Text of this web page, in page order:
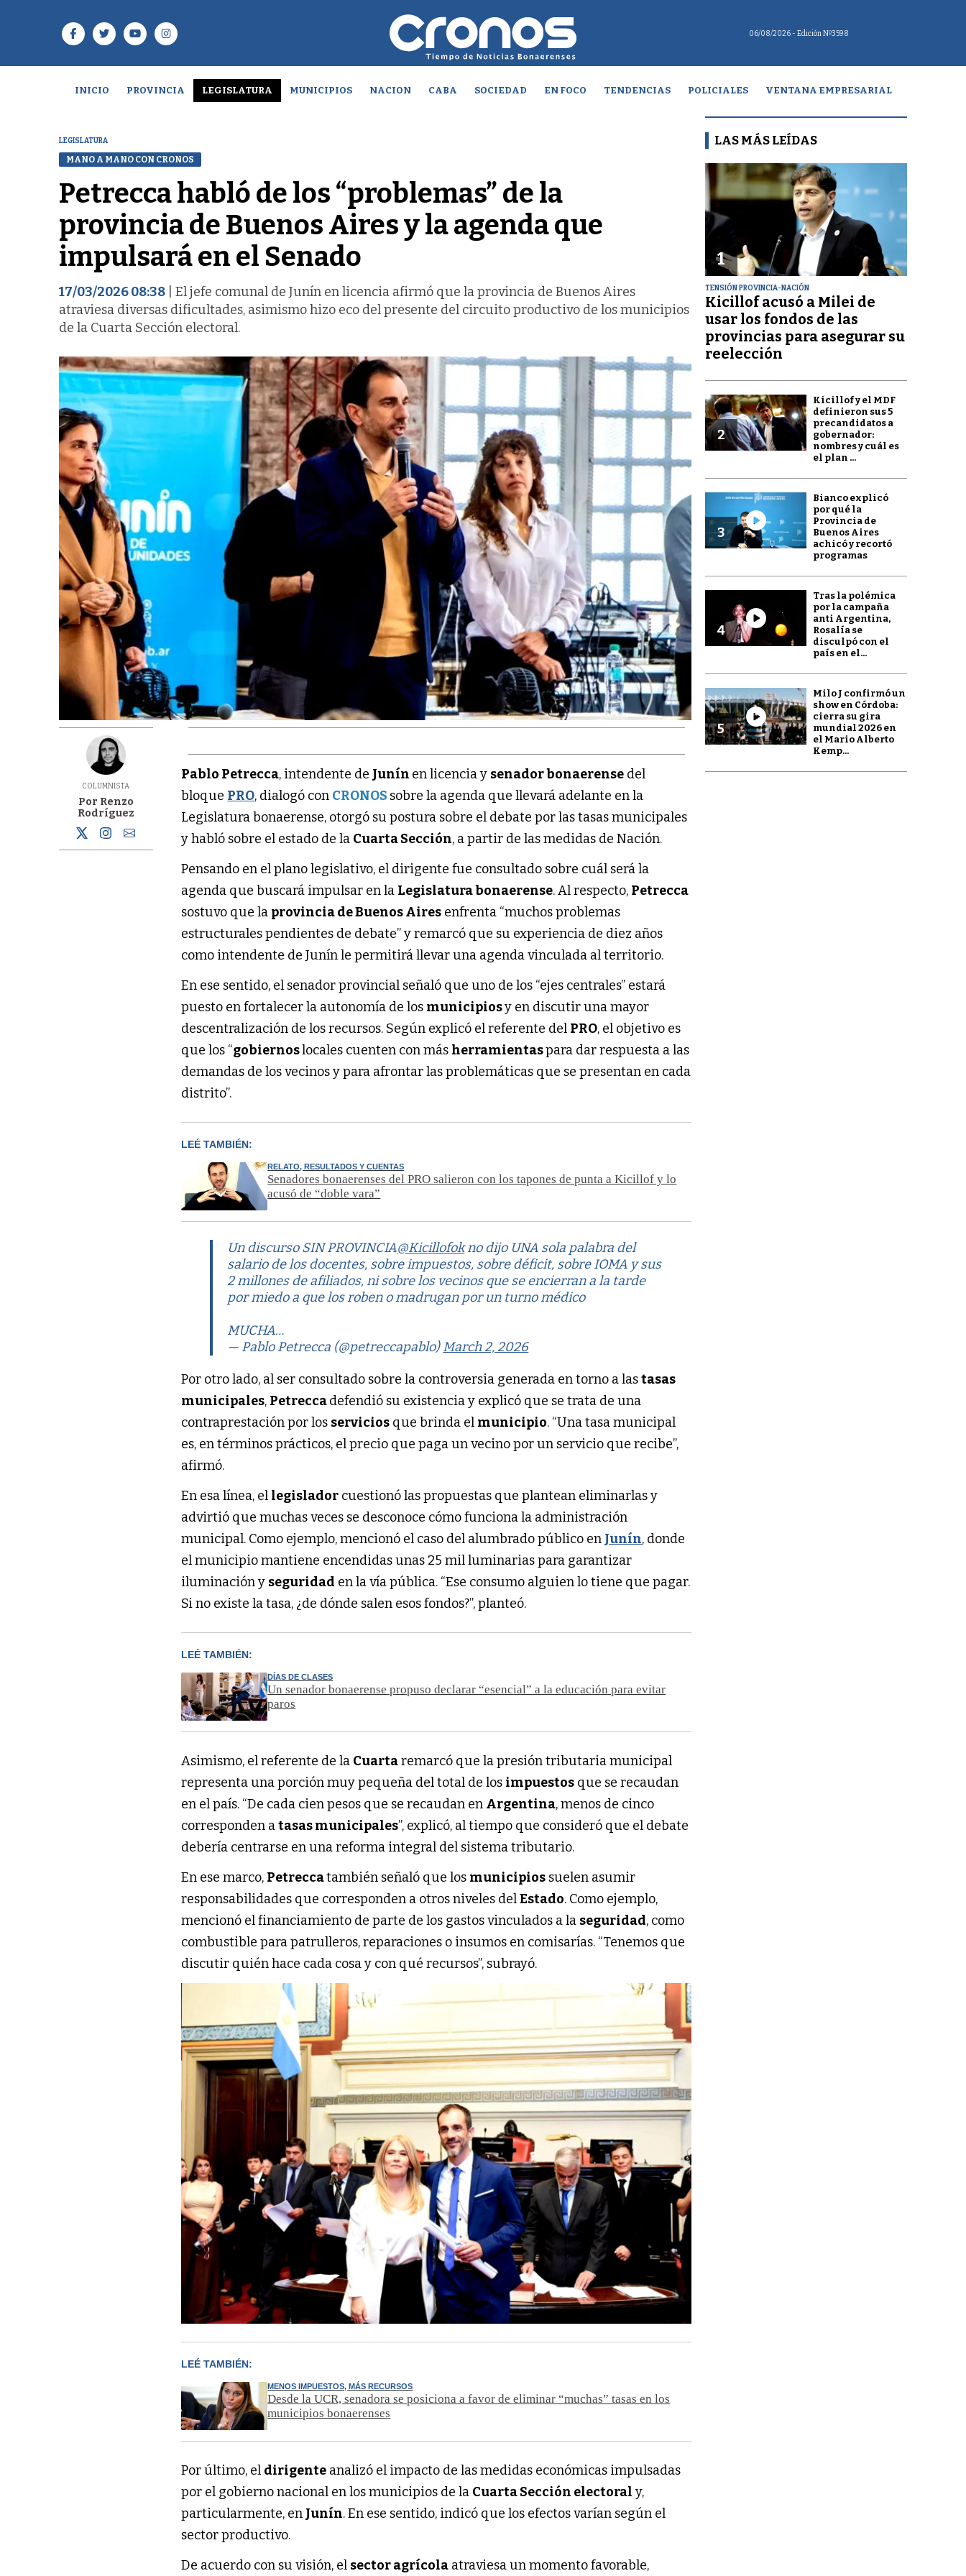
06/08/2026 - Edición Nº3598
INICIO PROVINCIA LEGISLATURA MUNICIPIOS NACION CABA SOCIEDAD EN FOCO TENDENCIAS POLICIALES VENTANA EMPRESARIAL
LEGISLATURA
MANO A MANO CON CRONOS
Petrecca habló de los “problemas” de la
provincia de Buenos Aires y la agenda que
impulsará en el Senado
17/03/2026 08:38 | El jefe comunal de Junín en licencia afirmó que la provincia de Buenos Aires
atraviesa diversas dificultades, asimismo hizo eco del presente del circuito productivo de los municipios
de la Cuarta Sección electoral.
COLUMNISTA
Por Renzo
Rodríguez
Pablo Petrecca, intendente de Junín en licencia y senador bonaerense del
bloque PRO, dialogó con CRONOS sobre la agenda que llevará adelante en la
Legislatura bonaerense, otorgó su postura sobre el debate por las tasas municipales
y habló sobre el estado de la Cuarta Sección, a partir de las medidas de Nación.
Pensando en el plano legislativo, el dirigente fue consultado sobre cuál será la
agenda que buscará impulsar en la Legislatura bonaerense. Al respecto, Petrecca
sostuvo que la provincia de Buenos Aires enfrenta “muchos problemas
estructurales pendientes de debate” y remarcó que su experiencia de diez años
como intendente de Junín le permitirá llevar una agenda vinculada al territorio.
En ese sentido, el senador provincial señaló que uno de los “ejes centrales” estará
puesto en fortalecer la autonomía de los municipiosy en discutir una mayor
descentralización de los recursos. Según explicó el referente del PRO, el objetivo es
que los “gobiernoslocales cuenten con más herramientaspara dar respuesta a las
demandas de los vecinos y para afrontar las problemáticas que se presentan en cada
distrito”.
LEÉ TAMBIÉN:
RELATO, RESULTADOS Y CUENTAS
Senadores bonaerenses del PRO salieron con los tapones de punta a Kicillof y lo
acusó de “doble vara”
Un discurso SIN PROVINCIA@Kicillofokno dijo UNA sola palabra del
salario de los docentes, sobre impuestos, sobre déficit, sobre IOMA y sus
2 millones de afiliados, ni sobre los vecinos que se encierran a la tarde
por miedo a que los roben o madrugan por un turno médico
MUCHA…
— Pablo Petrecca (@petreccapablo)March 2, 2026
Por otro lado, al ser consultado sobre la controversia generada en torno a lastasas
municipales, Petreccadefendió su existencia y explicó que se trata de una
contraprestación por los servicios que brinda el municipio. “Una tasa municipal
es, en términos prácticos, el precio que paga un vecino por un servicio que recibe”,
afirmó.
En esa línea, el legislador cuestionó las propuestas que plantean eliminarlas y
advirtió que muchas veces se desconoce cómo funciona la administración
municipal. Como ejemplo, mencionó el caso del alumbrado público en Junín, donde
el municipio mantiene encendidas unas 25 mil luminarias para garantizar
iluminación y seguridad en la vía pública. “Ese consumo alguien lo tiene que pagar.
Si no existe la tasa, ¿de dónde salen esos fondos?”, planteó.
LEÉ TAMBIÉN:
DÍAS DE CLASES
Un senador bonaerense propuso declarar “esencial” a la educación para evitar
paros
Asimismo, el referente de la Cuartaremarcó que la presión tributaria municipal
representa una porción muy pequeña del total de los impuestos que se recaudan
en el país. “De cada cien pesos que se recaudan en Argentina, menos de cinco
corresponden atasas municipales”, explicó, al tiempo que consideró que el debate
debería centrarse en una reforma integral del sistema tributario.
En ese marco, Petreccatambién señaló que los municipios suelen asumir
responsabilidades que corresponden a otros niveles delEstado. Como ejemplo,
mencionó el financiamiento de parte de los gastos vinculados a la seguridad, como
combustible para patrulleros, reparaciones o insumos en comisarías. “Tenemos que
discutir quién hace cada cosa y con qué recursos”, subrayó.
LEÉ TAMBIÉN:
MENOS IMPUESTOS, MÁS RECURSOS
Desde la UCR, senadora se posiciona a favor de eliminar “muchas” tasas en los
municipios bonaerenses
Por último, el dirigente analizó el impacto de las medidas económicas impulsadas
por el gobierno nacional en los municipios de la Cuarta Sección electoral y,
particularmente, en Junín. En ese sentido, indicó que los efectos varían según el
sector productivo.
De acuerdo con su visión, el sector agrícola atraviesa un momento favorable,
LAS MÁS LEÍDAS
1
TENSIÓN PROVINCIA-NACIÓN
Kicillof acusó a Milei de
usar los fondos de las
provincias para asegurar su
reelección
2
Kicillof y el MDF
definieron sus 5
precandidatos a
gobernador:
nombres y cuál es
el plan ...
3
Bianco explicó
por qué la
Provincia de
Buenos Aires
achicó y recortó
programas
4
Tras la polémica
por la campaña
anti Argentina,
Rosalía se
disculpó con el
país en el...
5
Milo J confirmó un
show en Córdoba:
cierra su gira
mundial 2026 en
el Mario Alberto
Kemp...